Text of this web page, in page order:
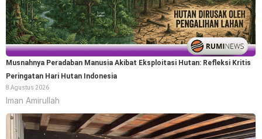
Musnahnya Peradaban Manusia Akibat Eksploitasi Hutan: Refleksi Kritis
Peringatan Hari Hutan Indonesia
8 Agustus 2026
Iman Amirullah